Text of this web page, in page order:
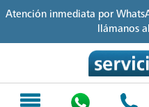
to
to
Atención inmediata por
llámanos al